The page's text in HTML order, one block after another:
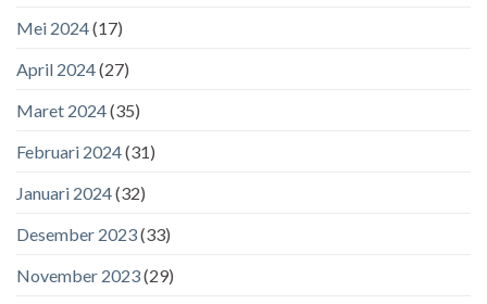
Mei 2024(17)
April 2024(27)
Maret 2024(35)
Februari 2024(31)
Januari 2024(32)
Desember 2023(33)
November 2023(29)